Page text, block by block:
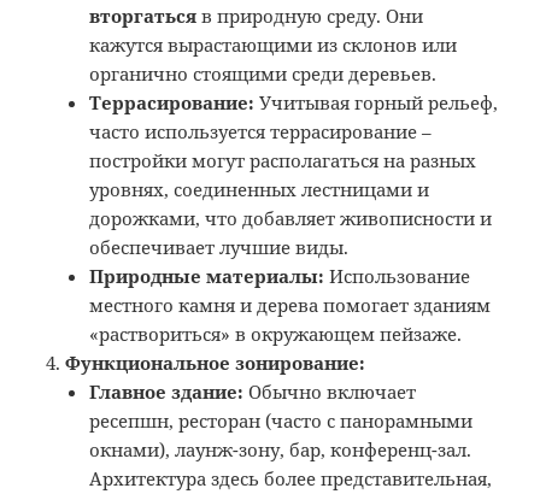
вторгаться в природную среду. Они
кажутся вырастающими из склонов или
органично стоящими среди деревьев.
Террасирование: Учитывая горный рельеф,
часто используется террасирование –
постройки могут располагаться на разных
уровнях, соединенных лестницами и
дорожками, что добавляет живописности и
обеспечивает лучшие виды.
Природные материалы: Использование
местного камня и дерева помогает зданиям
«раствориться» в окружающем пейзаже.
Функциональное зонирование:
Главное здание: Обычно включает
ресепшн, ресторан (часто с панорамными
окнами), лаунж-зону, бар, конференц-зал.
Архитектура здесь более представительная,